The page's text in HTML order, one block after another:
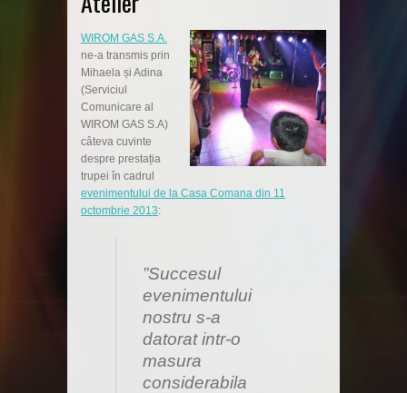
WIROM GAS S.A.
ne-a transmis prin
Mihaela și Adina
(Serviciul
Comunicare al
WIROM GAS S.A)
câteva cuvinte
despre prestația
trupei în cadrul
evenimentului de la Casa Comana din 11
octombrie 2013:
”Succesul
evenimentului
nostru s-a
datorat intr-o
masura
considerabila